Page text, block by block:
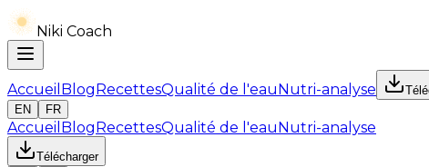
Niki Coach
Accueil BlogRecettesQualité de l'eauNutri-analyse
EN
FR
Accueil BlogRecettesQualité de l'eauNutri-analyse
Télécharger